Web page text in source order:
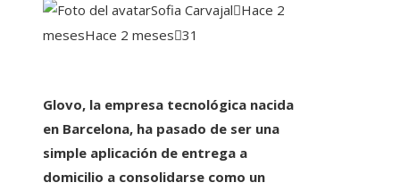
Sofia Carvajal Hace 2
mesesHace 2 meses 31
Glovo, la empresa tecnológica nacida
en Barcelona, ha pasado de ser una
simple aplicación de entrega a
domicilio a consolidarse como un